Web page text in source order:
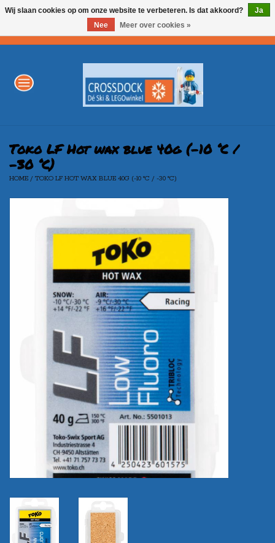
WINTERSPORT
LEGO
Merken
Toko LF Hot wax blue 40g (-10 °C /
-30 °C)
HOME / TOKO LF HOT WAX BLUE 40G (-10 °C / -30 °C)
Wij slaan cookies op om onze website te verbeteren. Is dat akkoord?
Ja
Nee
Meer over cookies »